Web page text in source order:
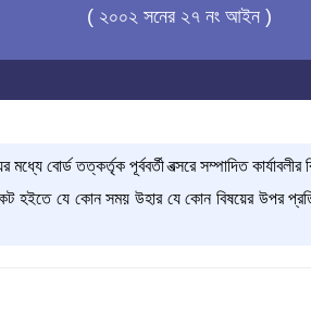
( ২০০২ সনের ২৭ নং আইন )
মধ্যে বোর্ড তত্কর্তৃক পূর্ববর্তী বত্সরে সম্পাদিত
হইতে যে কোন সময় উহার যে কোন বিষয়ের উপর